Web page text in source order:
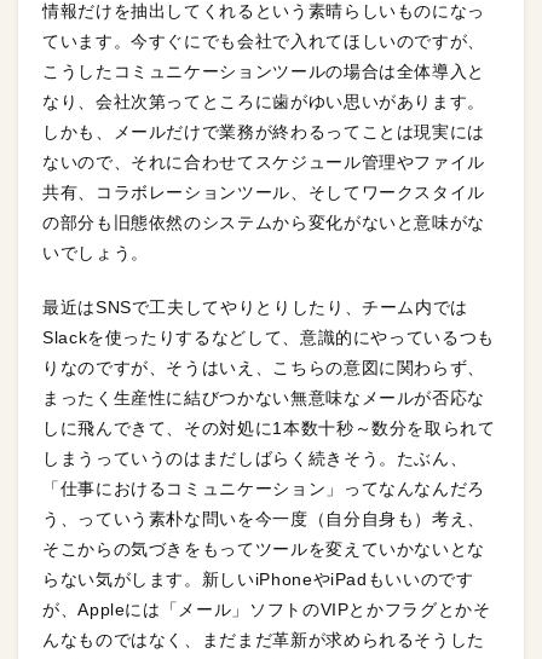
情報だけを抽出してくれるという素晴らしいものになっ
ています。今すぐにでも会社で入れてほしいのですが、
こうしたコミュニケーションツールの場合は全体導入と
なり、会社次第ってところに歯がゆい思いがあります。
しかも、メールだけで業務が終わるってことは現実には
ないので、それに合わせてスケジュール管理やファイル
共有、コラボレーションツール、そしてワークスタイル
の部分も旧態依然のシステムから変化がないと意味がな
いでしょう。
最近はSNSで工夫してやりとりしたり、チーム内では
Slackを使ったりするなどして、意識的にやっているつも
りなのですが、そうはいえ、こちらの意図に関わらず、
まったく生産性に結びつかない無意味なメールが否応な
しに飛んできて、その対処に1本数十秒～数分を取られて
しまうっていうのはまだしばらく続きそう。たぶん、
「仕事におけるコミュニケーション」ってなんなんだろ
う、っていう素朴な問いを今一度（自分自身も）考え、
そこからの気づきをもってツールを変えていかないとな
らない気がします。新しいiPhoneやiPadもいいのです
が、Appleには「メール」ソフトのVIPとかフラグとかそ
んなものではなく、まだまだ革新が求められるそうした